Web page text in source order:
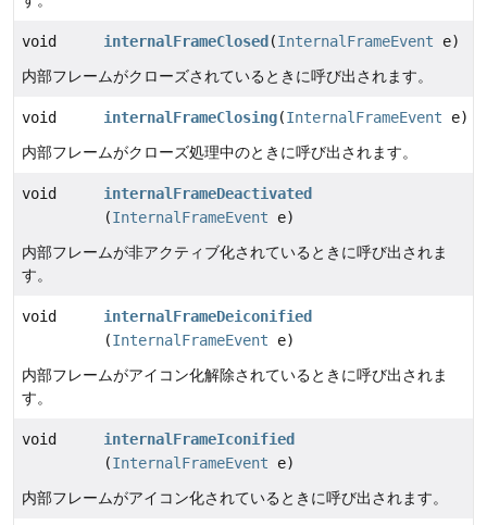
void internalFrameClosed (InternalFrameEvent e)
内部フレームがクローズされているときに呼び出されます。
void internalFrameClosing(InternalFrameEvent e)
内部フレームがクローズ処理中のときに呼び出されます。
void
internalFrameDeactivated
(InternalFrameEvent e)
内部フレームが非アクティブ化されているときに呼び出されま
す。
void
internalFrameDeiconified
(InternalFrameEvent e)
内部フレームがアイコン化解除されているときに呼び出されま
す。
void
internalFrameIconified
(InternalFrameEvent e)
内部フレームがアイコン化されているときに呼び出されます。